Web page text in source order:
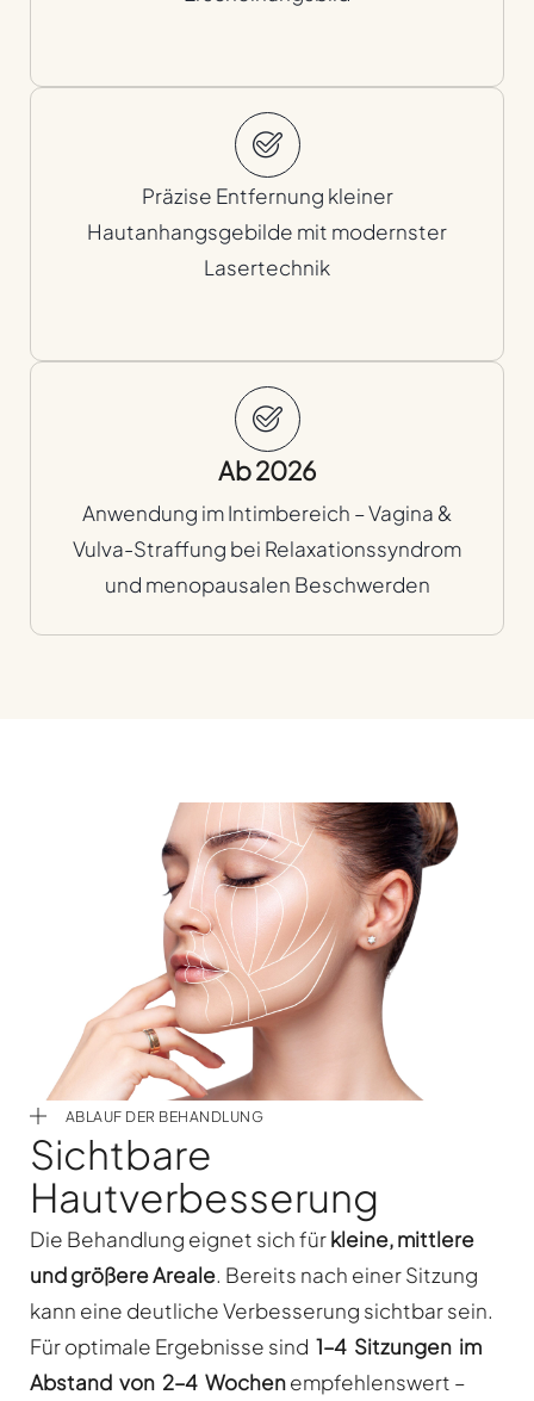
Präzise Entfernung kleiner
Hautanhangsgebilde mit modernster
Lasertechnik
Ab 2026
Anwendung im Intimbereich – Vagina &
Vulva-Straffung bei Relaxationssyndrom
und menopausalen Beschwerden
ABLAUF DER BEHANDLUNG
Sichtbare
Hautverbesserung
Die Behandlung eignet sich fürkleine, mittlere
und größere Areale. Bereits nach einer Sitzung
kann eine deutliche Verbesserung sichtbar sein.
Für optimale Ergebnisse sind 1–4 Sitzungen im
Abstand von 2–4 Wochenempfehlenswert –